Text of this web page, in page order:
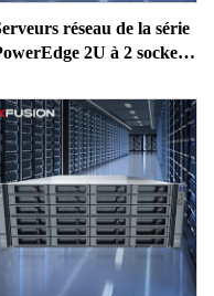
réseau de la série
2U à 2 sockets
R740, R750, R760XS,
; serveur de stockage
NAS sur rack pour
avec processeur
EPYC